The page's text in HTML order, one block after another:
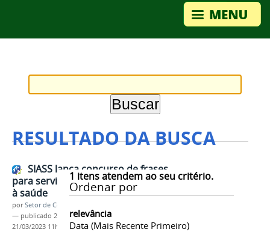
RESULTADO DA BUSCA
1 itens atendem ao seu critério.
Ordenar por
relevância
Data (mais Recente Primeiro)
SIASS lança concurso de frases
para servidores com tema voltado
à saúde
porSetor de Comunicação
— publicado 21/03/2023—última modificação
21/03/2023 11h33